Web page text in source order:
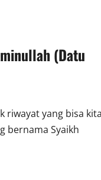
(Datu
riwayat yang bisa
bernama Syaikh